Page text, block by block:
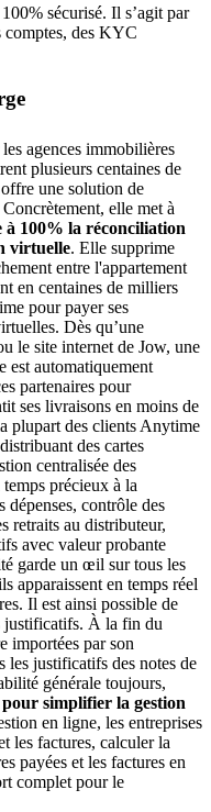
sécurisé. Il s’agit par
comptes, des KYC
agences immobilières
plusieurs centaines de
une solution de
Concrètement, elle met à
à 100% la réconciliation
virtuelle. Elle supprime
entre l'appartement
en centaines de milliers
pour payer ses
Dès qu’une
le site internet de Jow, une
est automatiquement
partenaires pour
ses livraisons en moins de
plupart des clients Anytime
des cartes
centralisée des
précieux à la
contrôle des
retraits au distributeur,
avec valeur probante
garde un œil sur tous les
apparaissent en temps réel
Il est ainsi possible de
justificatifs. À la fin du
importées par son
les justificatifs des notes de
générale toujours,
pour simplifier la gestion
en ligne, les entreprises
les factures, calculer la
payées et les factures en
complet pour le